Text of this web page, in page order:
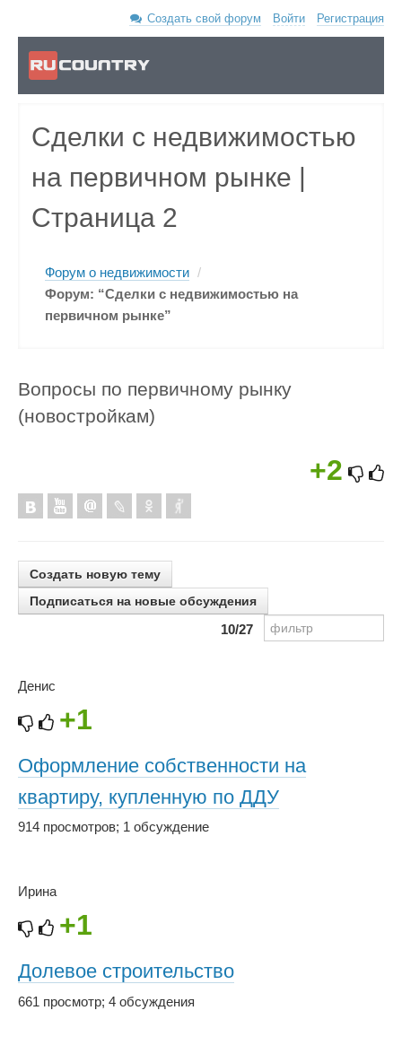
Создать свой форум Войти Регистрация
Сделки с недвижимостью
на первичном рынке |
Страница 2
Форум о недвижимости /
Форум: “Сделки с недвижимостью на
первичном рынке”
Вопросы по первичному рынку
(новостройкам)
+2
Создать новую тему
Подписаться на новые обсуждения
10/27
Денис
+1
Оформление собственности на
квартиру, купленную по ДДУ
914 просмотров; 1 обсуждение
Ирина
+1
Долевое строительство
661 просмотр; 4 обсуждения